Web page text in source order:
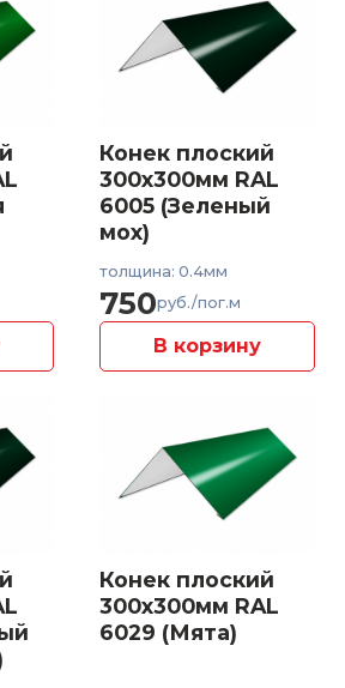
Конек плоский
300x300мм RAL
6005 (Зеленый
мох)
толщина: 0.4мм
750руб./пог.м
В корзину
Конек плоский
300x300мм RAL
6029 (Мята)